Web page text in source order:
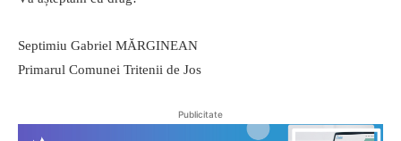
Septimiu Gabriel MĂRGINEAN
Primarul Comunei Tritenii de Jos
Publicitate